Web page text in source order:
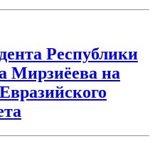
Республики
Мирзиёева на